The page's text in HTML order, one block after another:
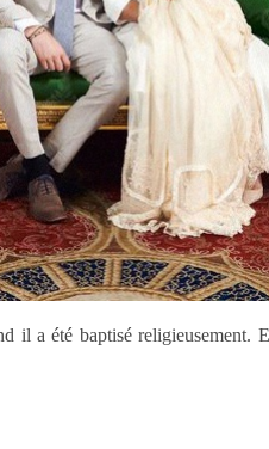
il a été baptisé religieusement.